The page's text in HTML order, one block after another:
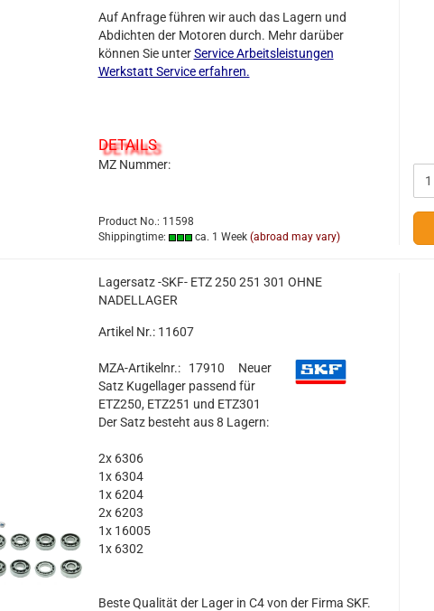
Auf Anfrage führen wir auch das Lagern und
Abdichten der Motoren durch. Mehr darüber
können Sie unterService Arbeitsleistungen
Werkstatt Service erfahren.
DETAILS
MZ Nummer:
Product No.: 11598
Shippingtime:
ca. 1 Week (abroad may vary)
Lagersatz -SKF- ETZ 250 251 301 OHNE
NADELLAGER
Artikel Nr.: 11607
MZA-Artikelnr.: 17910
Neuer
Satz Kugellager passend für
ETZ250, ETZ251 und ETZ301
Der Satz besteht aus 8 Lagern:
2x 6306
1x 6304
1x 6204
2x 6203
1x 16005
1x 6302
Beste Qualität der Lager in C4 von der Firma SKF.